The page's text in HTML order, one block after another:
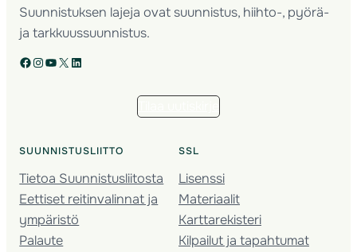
Suunnistuksen lajeja ovat suunnistus, hiihto-, pyörä-
ja tarkkuussuunnistus.
Facebook Instagram YouTube X LinkedIn
SUUNNISTUSLIITTO
Tietoa Suunnistusliitosta
Eettiset reitinvalinnat ja
ympäristö
Palaute
SSL
Lisenssi
Materiaalit
Karttarekisteri
Kilpailut ja tapahtumat